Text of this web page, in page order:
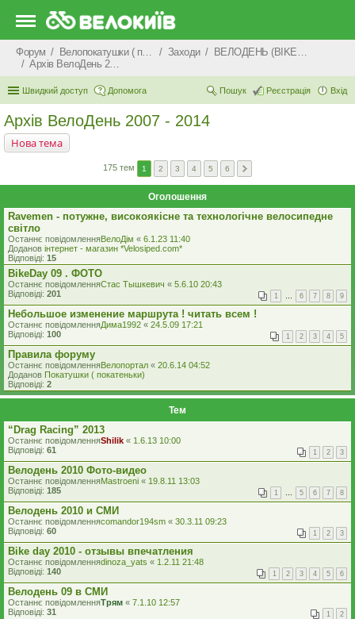
Форум Велопокатушки ( покатеньки), велопоходи, туризм. Заходи
ВЕЛОДЕНЬ (BIKEDAY)
Архів ВелоДень 2007 - 2014
Швидкий доступ Допомога Вхід
Реєстрація
Пошук
Архів ВелоДень 2007 - 2014
Нова тема
175 тем 1 2 3 4 5 6
Оголошення
Ravemen - потужне, високоякісне та технологічне велосипедне
світло
Останнє повідомленняВелоДім « 6.1.23 11:40
Доданов iнтернет - магазин *Velosiped.com*
Відповіді: 15
BikeDay 09 . ФОТО
Останнє повідомленняСтас Тышкевич « 5.6.10 20:43
Відповіді: 201 1 … 6 7 8 9
Небольшое изменение маршрута ! читать всем !
Останнє повідомленняДима1992 « 24.5.09 17:21
Відповіді: 100 1 2 3 4 5
Правила форуму
Останнє повідомленняВелопортал « 20.6.14 04:52
Доданов Покатушки ( покатеньки)
Відповіді: 2
Тем
“Drag Racing” 2013
Останнє повідомленняShilik « 1.6.13 10:00
Відповіді: 61 1 2 3
Велодень 2010 Фото-видео
Останнє повідомленняMastroeni « 19.8.11 13:03
Відповіді: 185 1 … 5 6 7 8
Велодень 2010 и СМИ
Останнє повідомленняcomandor194sm « 30.3.11 09:23
Відповіді: 60 1 2 3
Bike day 2010 - отзывы впечатления
Останнє повідомленняdinoza_yats « 1.2.11 21:48
Відповіді: 140 1 2 3 4 5 6
Велодень 09 в СМИ
Останнє повідомленняТрям « 7.1.10 12:57
Відповіді: 31 1 2